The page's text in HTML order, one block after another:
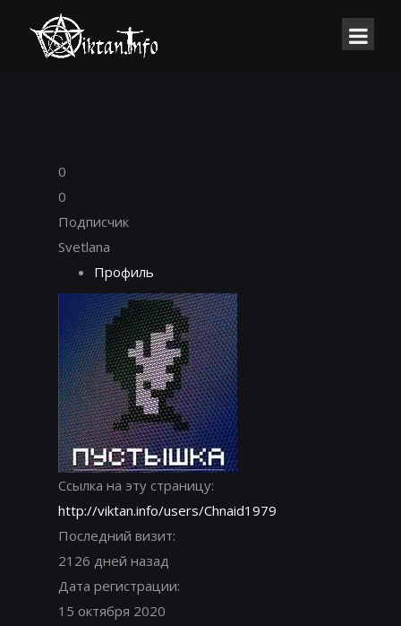
0
0
Подписчик
Svetlana
Профиль
Ссылка на эту страницу:
http://viktan.info/users/Chnaid1979
Последний визит:
2126 дней назад
Дата регистрации:
15 октября 2020